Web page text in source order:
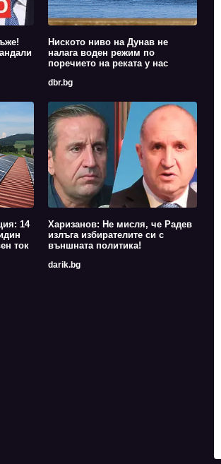
Ниското ниво на Дунав не
налага воден режим по
поречието на реката у нас
dbr.bg
14
ток
Харизанов: Не мисля, че Радев
излъга избирателите си с
външната политика!
darik.bg